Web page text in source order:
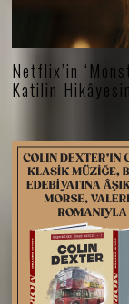
Netflix’in
Katilin